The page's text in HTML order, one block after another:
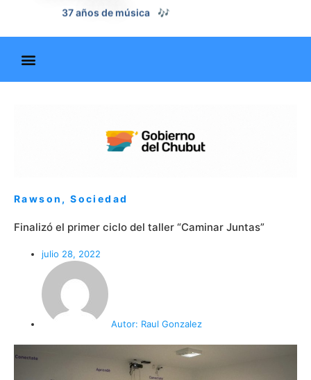
37 años de noticias 📰
Rawson ,Sociedad
Finalizó el primer ciclo del taller “Caminar Juntas”
julio 28, 2022
Autor: Raul Gonzalez